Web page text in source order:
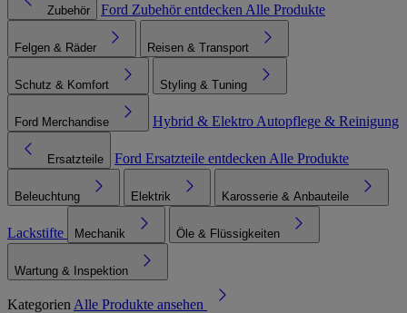
Zubehör Ford Zubehör entdecken Alle Produkte
Felgen & Räder Reisen & Transport
Schutz & Komfort Styling & Tuning
Ford Merchandise Hybrid & Elektro Autopflege & Reinigung
Ersatzteile Ford Ersatzteile entdecken Alle Produkte
Beleuchtung Elektrik Karosserie & Anbauteile
Lackstifte Mechanik Öle & Flüssigkeiten
Wartung & Inspektion
Kategorien Alle Produkte ansehen